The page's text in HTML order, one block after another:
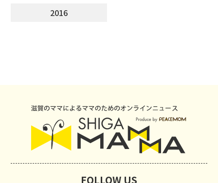
2016
FOLLOW US